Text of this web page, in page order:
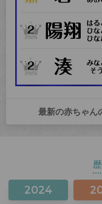
最新の赤ちゃん
2024